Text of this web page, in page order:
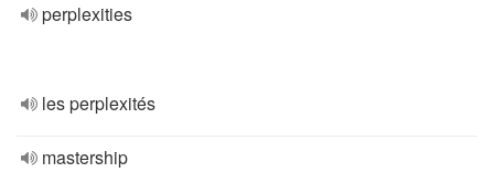
perplexities
les perplexités
mastership